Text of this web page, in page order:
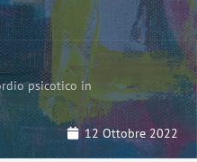
psicotico in
12 Ottobre 2022